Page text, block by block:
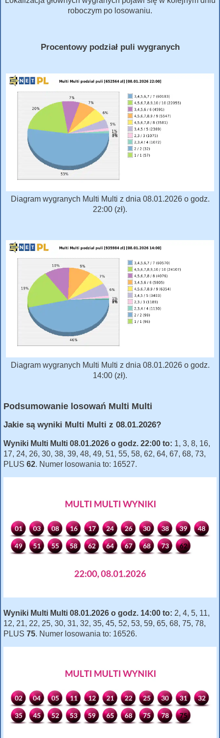
roboczym po losowaniu.
Procentowy podział puli wygranych
Diagram wygranych Multi Multi z dnia 08.01.2026 o godz.
22:00 (zł).
Diagram wygranych Multi Multi z dnia 08.01.2026 o godz.
14:00 (zł).
Podsumowanie losowań Multi Multi
Jakie są wyniki Multi Multi z 08.01.2026?
Wyniki Multi Multi 08.01.2026 o godz. 22:00 to: 1, 3, 8, 16,
17, 24, 26, 30, 38, 39, 48, 49, 51, 55, 58, 62, 64, 67, 68, 73,
PLUS 62. Numer losowania to: 16527.
Wyniki Multi Multi 08.01.2026 o godz. 14:00 to: 2, 4, 5, 11,
12, 21, 22, 25, 30, 31, 32, 35, 45, 52, 53, 59, 65, 68, 75, 78,
PLUS 75. Numer losowania to: 16526.